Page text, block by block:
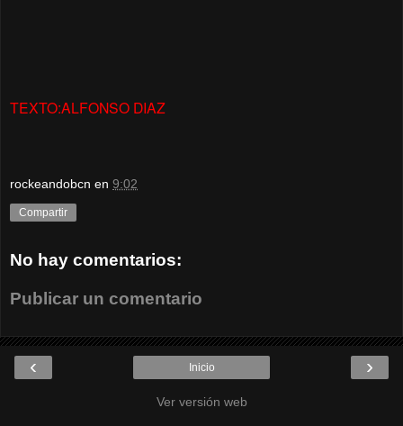
TEXTO:ALFONSO DIAZ
rockeandobcn en 9:02
Compartir
No hay comentarios:
Publicar un comentario
‹ ›
Inicio
Ver versión web